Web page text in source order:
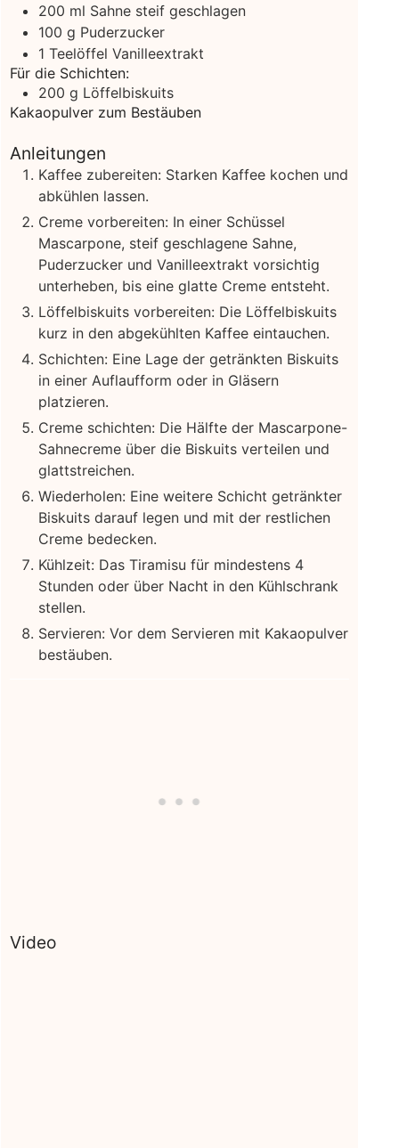
200 ml Sahne steif geschlagen
100 g Puderzucker
1 Teelöffel Vanilleextrakt
Für die Schichten:
200 g Löffelbiskuits
Kakaopulver zum Bestäuben
Anleitungen
Kaffee zubereiten: Starken Kaffee kochen und
abkühlen lassen.
Creme vorbereiten: In einer Schüssel
Mascarpone, steif geschlagene Sahne,
Puderzucker und Vanilleextrakt vorsichtig
unterheben, bis eine glatte Creme entsteht.
Löffelbiskuits vorbereiten: Die Löffelbiskuits
kurz in den abgekühlten Kaffee eintauchen.
Schichten: Eine Lage der getränkten Biskuits
in einer Auflaufform oder in Gläsern
platzieren.
Creme schichten: Die Hälfte der Mascarpone-
Sahnecreme über die Biskuits verteilen und
glattstreichen.
Wiederholen: Eine weitere Schicht getränkter
Biskuits darauf legen und mit der restlichen
Creme bedecken.
Kühlzeit: Das Tiramisu für mindestens 4
Stunden oder über Nacht in den Kühlschrank
stellen.
Servieren: Vor dem Servieren mit Kakaopulver
bestäuben.
Video